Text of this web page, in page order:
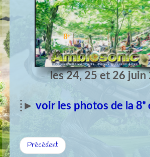
8ͤ
les 24, 25 et 26 juin
⁞►voir les photos de la
Précédent